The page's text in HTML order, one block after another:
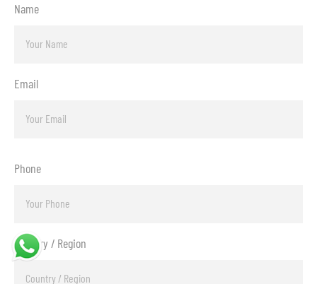
Name
Email
Phone
Country / Region